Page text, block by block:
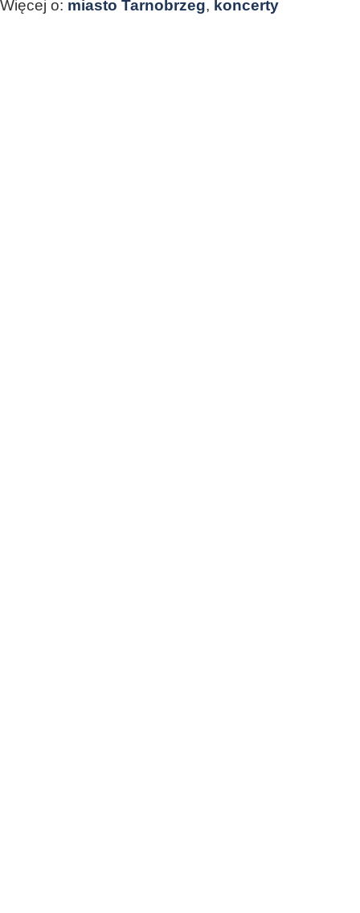
Więcej o: miasto Tarnobrzeg, koncerty